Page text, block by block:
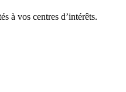
à vos centres d’intérêts.